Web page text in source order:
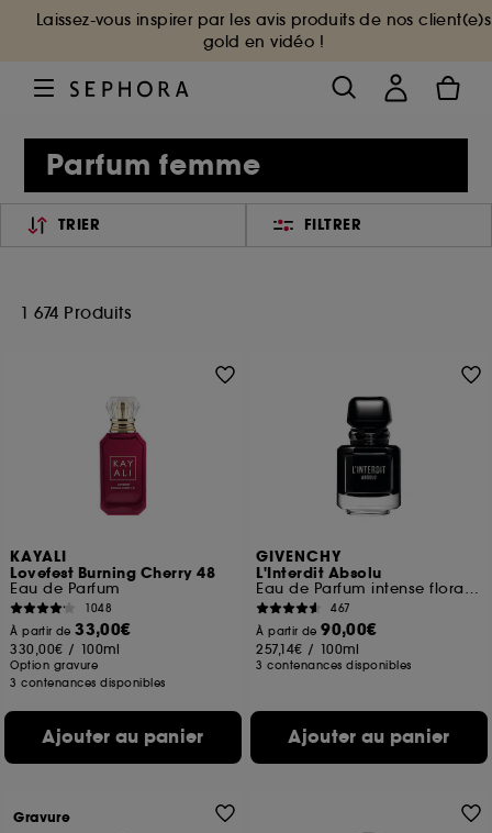
Laissez-vous inspirer par les avis produits de nos client(e)s
gold en vidéo !
Parfum femme
TRIER FILTRER
1 674 Produits
KAYALI
Lovefest Burning Cherry 48
Eau de Parfum
1048
À partir de33,00€
330,00€ / 100ml
Option gravure
3 contenances disponibles
Ajouter au panier
GIVENCHY
L'Interdit Absolu
Eau de Parfum intense florale boisée ambrée pour femme
467
À partir de90,00€
257,14€ / 100ml
3 contenances disponibles
Ajouter au panier
Gravure